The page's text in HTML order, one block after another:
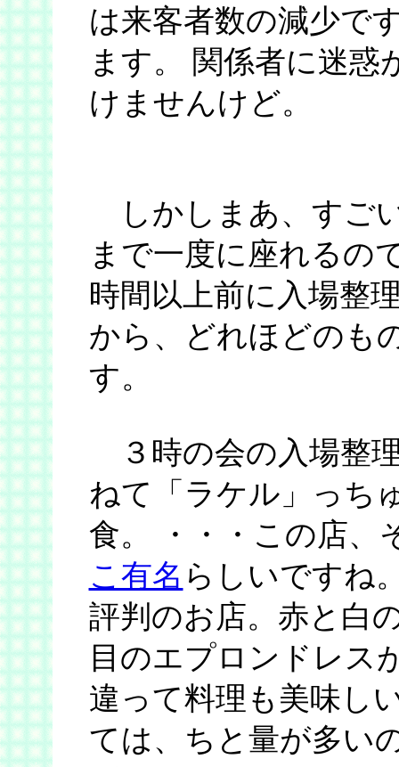
は来客者数の減少で
ます。 関係者に迷
けませんけど。
しかしまあ、すご
まで一度に座れるの
時間以上前に入場整
から、どれほどのも
す。
３時の会の入場整
ねて「ラケル」っち
食。 ・・・この店、
こ有名 らしいですね
評判のお店。赤と白
目のエプロンドレス
違って料理も美味し
ては、ちと量が多い